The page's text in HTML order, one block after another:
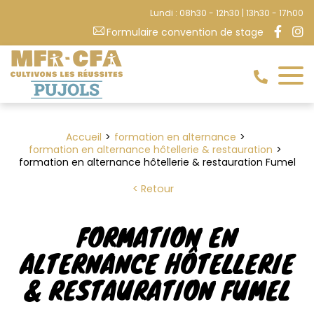
Lundi : 08h30 - 12h30 | 13h30 - 17h00
Formulaire convention de stage
Accueil
formation en alternance
formation en alternance hôtellerie & restauration
formation en alternance hôtellerie & restauration Fumel
Retour
FORMATION EN
ALTERNANCE HÔTELLERIE
& RESTAURATION FUMEL